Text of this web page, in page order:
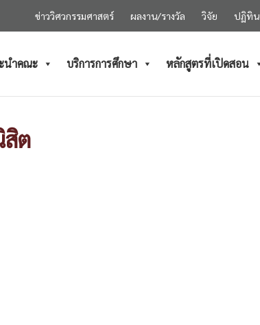
ข่าววิศวกรรมศาสตร์ ผลงาน/รางวัล วิจัย ปฏิทิน
นำคณะ บริการการศึกษา หลักสูตรที่เปิดสอน
สิต